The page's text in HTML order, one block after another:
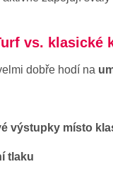
vs. klasické
dobře hodí na
výstupky místo
tlaku